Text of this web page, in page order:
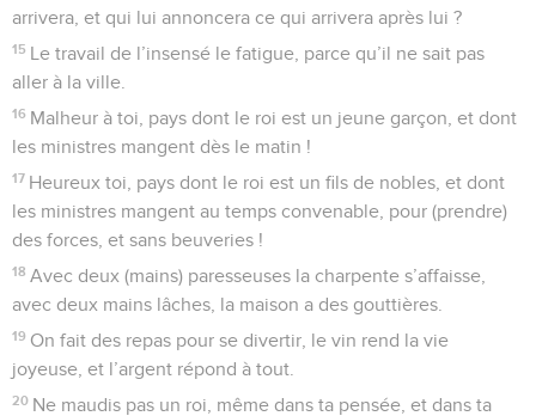
arrivera, et qui lui annoncera ce qui arrivera après lui ?
15 Le travail de l’insensé le fatigue, parce qu’il ne sait pas
aller à la ville.
16 Malheur à toi, pays dont le roi est un jeune garçon, et dont
les ministres mangent dès le matin !
17 Heureux toi, pays dont le roi est un fils de nobles, et dont
les ministres mangent au temps convenable, pour (prendre)
des forces, et sans beuveries !
18 Avec deux (mains) paresseuses la charpente s’affaisse,
avec deux mains lâches, la maison a des gouttières.
19 On fait des repas pour se divertir, le vin rend la vie
joyeuse, et l’argent répond à tout.
20 Ne maudis pas un roi, même dans ta pensée, et dans ta